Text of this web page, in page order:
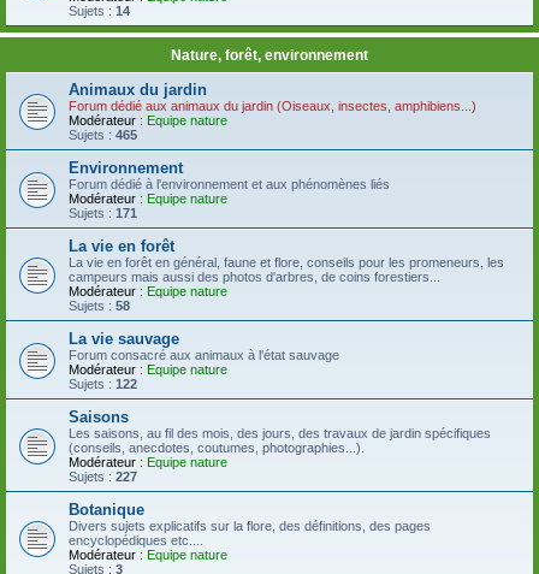
Sujets : 14
Nature, forêt, environnement
Animaux du jardin
Forum dédié aux animaux du jardin (Oiseaux, insectes, amphibiens...)
Modérateur : Equipe nature
Sujets : 465
Environnement
Forum dédié à l'environnement et aux phénomènes liés
Modérateur : Equipe nature
Sujets : 171
La vie en forêt
La vie en forêt en général, faune et flore, conseils pour les promeneurs, les
campeurs mais aussi des photos d'arbres, de coins forestiers...
Modérateur : Equipe nature
Sujets : 58
La vie sauvage
Forum consacré aux animaux à l'état sauvage
Modérateur : Equipe nature
Sujets : 122
Saisons
Les saisons, au fil des mois, des jours, des travaux de jardin spécifiques
(conseils, anecdotes, coutumes, photographies...).
Modérateur : Equipe nature
Sujets : 227
Botanique
Divers sujets explicatifs sur la flore, des définitions, des pages
encyclopédiques etc....
Modérateur : Equipe nature
Sujets : 3